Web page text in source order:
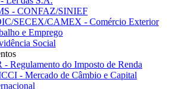
- CONFAZ/SINIEF
SECEX/CAMEX - Comércio Exterior
e Emprego
Social
- Regulamento do Imposto de Renda
- Mercado de Câmbio e Capital